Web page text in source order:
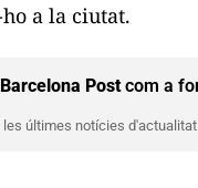
a la ciutat.
Postcom a
últimes notícies d'actualitat